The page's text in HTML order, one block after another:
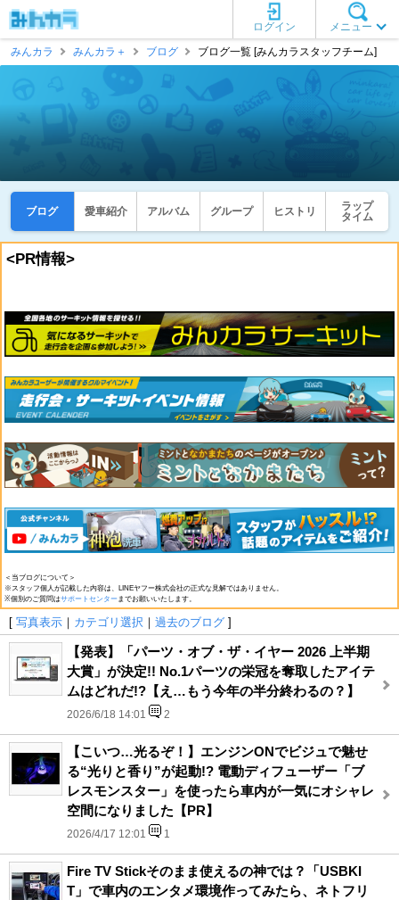
メニュー
ログイン
みんカラ
みんカラ＋ ブログ ブログ一覧 [みんカラスタッフチーム]
ブログ 愛車紹介 アルバム グループ ヒストリ
ラップ
タイム
<PR情報>
＜当ブログについて＞
※スタッフ個人が記載した内容は、LINEヤフー株式会社の正式な見解ではありません。
※個別のご質問はサポートセンターまでお願いいたします。
[ 写真表示 ｜ カテゴリ選択 ｜ 過去のブログ ]
【発表】「パーツ・オブ・ザ・イヤー 2026 上半期
大賞」が決定!! No.1パーツの栄冠を奪取したアイテ
ムはどれだ!?【え…もう今年の半分終わるの？】
2026/6/18 14:01 2
【こいつ…光るぞ！】エンジンONでビジュで魅せ
る“光りと香り”が起動!? 電動ディフューザー「ブ
レスモンスター」を使ったら車内が一気にオシャレ
空間になりました【PR】
2026/4/17 12:01 1
Fire TV Stickそのまま使えるの神では？「USBKI
T」で車内のエンタメ環境作ってみたら、ネトフリ